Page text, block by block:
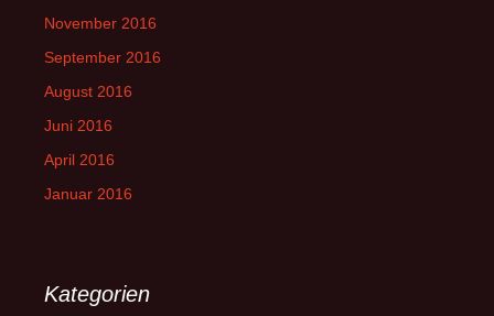
November 2016
September 2016
August 2016
Juni 2016
April 2016
Januar 2016
Kategorien